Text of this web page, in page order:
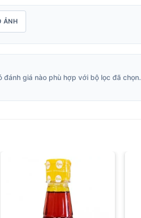
ẢNH
đánh giá nào phù hợp với bộ lọc đã chọn.